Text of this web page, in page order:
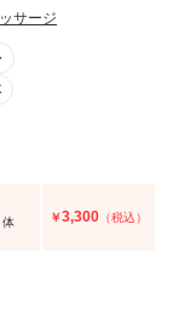
サージ
体
￥3,300 （税込）